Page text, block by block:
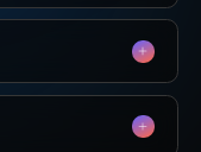
於短影片片段，
、行銷宣傳或
寬比與格式，
於社群媒體、